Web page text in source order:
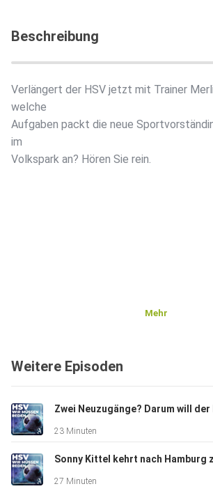
Beschreibung
Verlängert der HSV jetzt mit Trainer
welche
Aufgaben packt die neue
im
Volkspark an? Hören Sie rein.
Mehr
Weitere Episoden
23 Minuten
27 Minuten